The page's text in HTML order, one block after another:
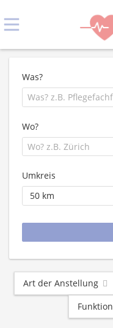
Was?
Wo?
Umkreis
Art der Anstellung
Funktion